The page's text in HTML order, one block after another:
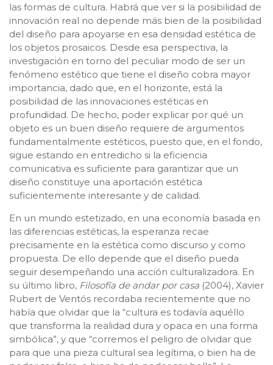
las formas de cultura. Habrá que ver si la posibilidad de
innovación real no depende más bien de la posibilidad
del diseño para apoyarse en esa densidad estética de
los objetos prosaicos. Desde esa perspectiva, la
investigación en torno del peculiar modo de ser un
fenómeno estético que tiene el diseño cobra mayor
importancia, dado que, en el horizonte, está la
posibilidad de las innovaciones estéticas en
profundidad. De hecho, poder explicar por qué un
objeto es un buen diseño requiere de argumentos
fundamentalmente estéticos, puesto que, en el fondo,
sigue estando en entredicho si la eficiencia
comunicativa es suficiente para garantizar que un
diseño constituye una aportación estética
suficientemente interesante y de calidad.
En un mundo estetizado, en una economía basada en
las diferencias estéticas, la esperanza recae
precisamente en la estética como discurso y como
propuesta. De ello depende que el diseño pueda
seguir desempeñando una acción culturalizadora. En
su último libro, Filosofía de andar por casa (2004), Xavier
Rubert de Ventós recordaba recientemente que no
había que olvidar que la “cultura es todavía aquéllo
que transforma la realidad dura y opaca en una forma
simbólica”, y que “corremos el peligro de olvidar que
para que una pieza cultural sea legítima, o bien ha de